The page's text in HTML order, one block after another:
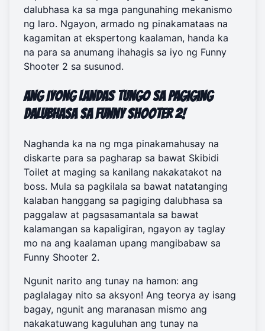
dalubhasa ka sa mga pangunahing mekanismo
ng laro. Ngayon, armado ng pinakamataas na
kagamitan at ekspertong kaalaman, handa ka
na para sa anumang ihahagis sa iyo ng Funny
Shooter 2 sa susunod.
Ang Iyong Landas Tungo sa Pagiging
Dalubhasa sa Funny Shooter 2!
Naghanda ka na ng mga pinakamahusay na
diskarte para sa pagharap sa bawat Skibidi
Toilet at maging sa kanilang nakakatakot na
boss. Mula sa pagkilala sa bawat natatanging
kalaban hanggang sa pagiging dalubhasa sa
paggalaw at pagsasamantala sa bawat
kalamangan sa kapaligiran, ngayon ay taglay
mo na ang kaalaman upang mangibabaw sa
Funny Shooter 2.
Ngunit narito ang tunay na hamon: ang
paglalagay nito sa aksyon! Ang teorya ay isang
bagay, ngunit ang maranasan mismo ang
nakakatuwang kaguluhan ang tunay na